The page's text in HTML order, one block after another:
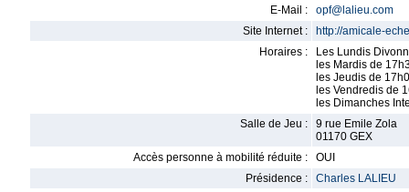
E-Mail :
opf@lalieu.com
Site Internet :
http://amicale-
Horaires :
Les Lundis
les Mardis de
les Jeudis de
les Vendredis de
les Dimanches
Salle de Jeu :
9 rue Emile Zola
01170 GEX
Accès personne à mobilité réduite :
OUI
Présidence :
Charles LALIEU